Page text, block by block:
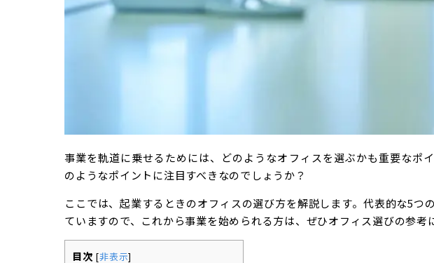
事業を軌道に乗せるためには、どのようなオフィスを選ぶかも重要なポ
のようなポイントに注目すべきなのでしょうか？
ここでは、起業するときのオフィスの選び方を解説します。代表的な5つ
ていますので、これから事業を始められる方は、ぜひオフィス選びの参考
目次 [非表示]